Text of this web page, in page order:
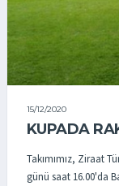
15/12/2020
KUPADA
Takımımız, Ziraat
günü saat 16.00'da